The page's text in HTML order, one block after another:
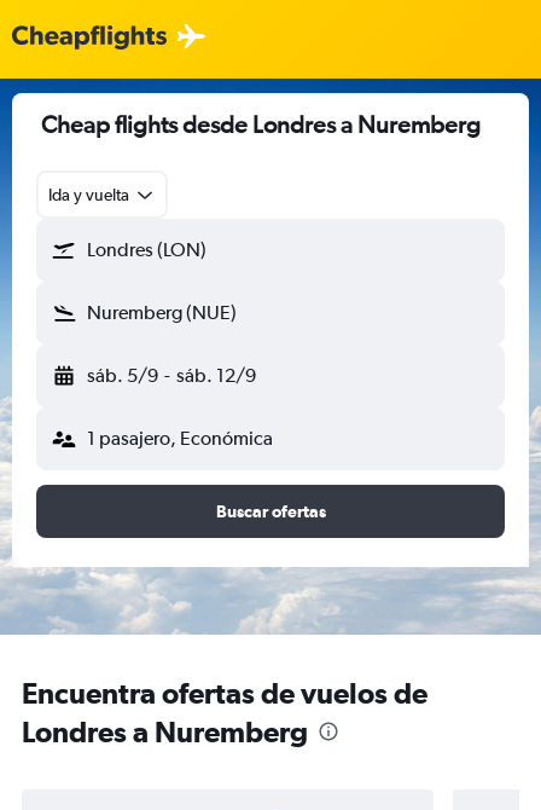
Cheap flights desde Londres a Nuremberg
Ida y vuelta
Londres (LON)
Nuremberg (NUE)
sáb. 5/9 - sáb. 12/9
1 pasajero, Económica
Buscar ofertas
Encuentra ofertas de vuelos de
Londres a Nuremberg